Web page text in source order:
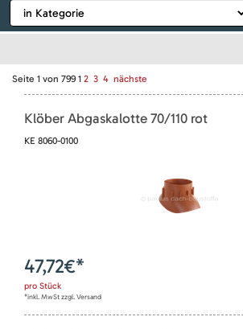
Seite 1 von 799 1 2 3 4 nächste
Klöber Abgaskalotte 70/110 rot
KE 8060-0100
47,72€*
pro Stück
*inkl. MwSt zzgl. Versand